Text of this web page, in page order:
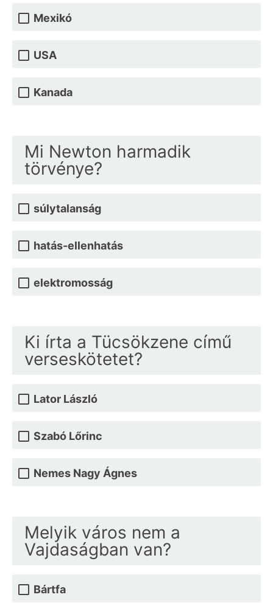
Mexikó
USA
Kanada
Mi Newton harmadik
törvénye?
súlytalanság
hatás-ellenhatás
elektromosság
Ki írta a Tücsökzene című
verseskötetet?
Lator László
Szabó Lőrinc
Nemes Nagy Ágnes
Melyik város nem a
Vajdaságban van?
Bártfa